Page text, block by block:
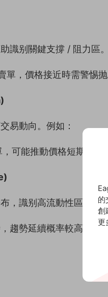
識别關鍵支撐 / 阻力區
，價格接近時需警惕抛
易動向。例如：
可能推動價格短期上揚。
，識别高流動性區域
趨勢延續概率較高。
的
創
更